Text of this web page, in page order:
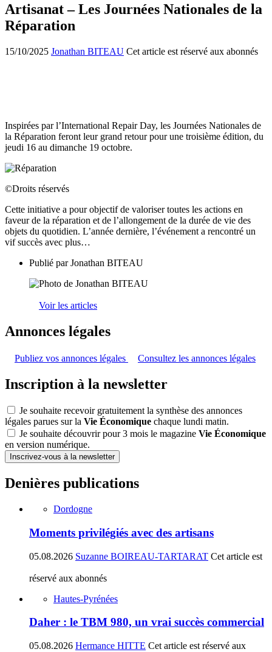
Artisanat – Les Journées Nationales de la
Réparation
15/10/2025 Jonathan BITEAU Cet article est réservé aux abonnés
Inspirées par l’International Repair Day, les Journées Nationales de
la Réparation feront leur grand retour pour une troisième édition, du
jeudi 16 au dimanche 19 octobre.
©Droits réservés
Cette initiative a pour objectif de valoriser toutes les actions en
faveur de la réparation et de l’allongement de la durée de vie des
objets du quotidien. L’année dernière, l’événement a rencontré un
vif succès avec plus…
Publié parJonathan BITEAU
Voir les articles
Annonces légales
Publiez vos annonces légales Consultez les annonces légales
Inscription à la newsletter
Je souhaite recevoir gratuitement la synthèse des annonces
légales parues sur la Vie Économique chaque lundi matin.
Je souhaite découvrir pour 3 mois le magazine Vie Économique
en version numérique.
Inscrivez-vous à la newsletter
Denières publications
Dordogne
Moments privilégiés avec des artisans
05.08.2026 Suzanne BOIREAU-TARTARAT Cet article est
réservé aux abonnés
Hautes-Pyrénées
Daher : le TBM 980, un vrai succès commercial
05.08.2026 Hermance HITTE Cet article est réservé aux